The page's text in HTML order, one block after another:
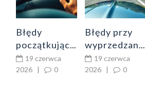
Błędy
początkujących
kierowców
po zdaniu
19 czerwca
2026 | 0
Błędy przy
wyprzedzaniu
– jak uniknąć
zajechania
19 czerwca
2026 | 0